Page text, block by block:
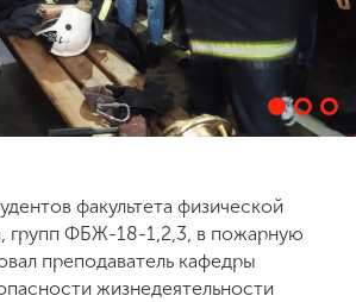
CHI
26-20
факультета физической
групп ФБЖ-18-1,2,3, в пожарную
преподаватель кафедры
жизнедеятельности